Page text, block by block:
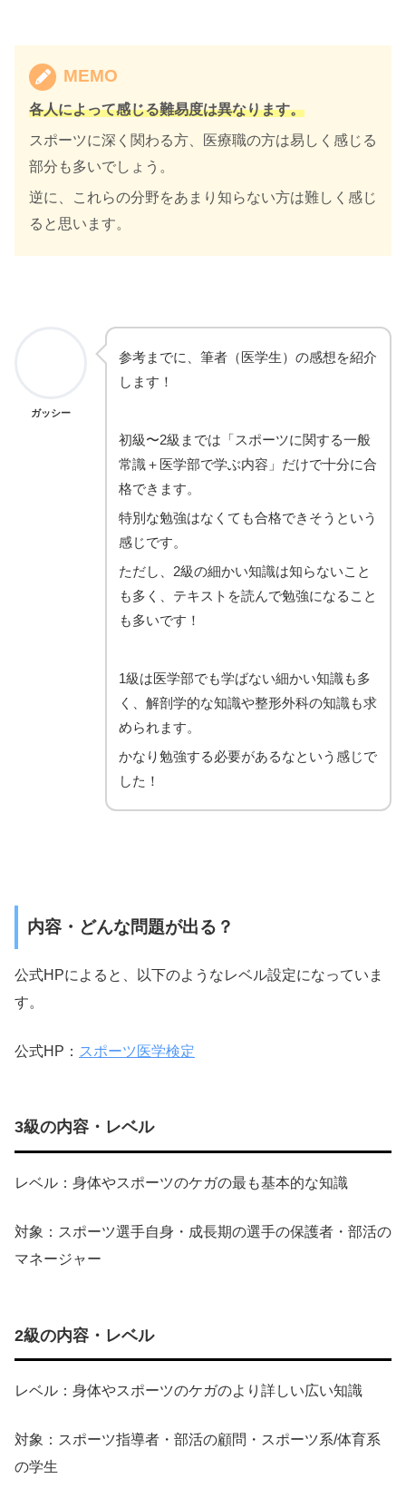
MEMO
各人によって感じる難易度は異なります。
スポーツに深く関わる方、医療職の方は易しく感じる
部分も多いでしょう。
逆に、これらの分野をあまり知らない方は難しく感じ
ると思います。
ガッシー
参考までに、筆者（医学生）の感想を紹介
します！
初級〜2級までは「スポーツに関する一般
常識＋医学部で学ぶ内容」だけで十分に合
格できます。
特別な勉強はなくても合格できそうという
感じです。
ただし、2級の細かい知識は知らないこと
も多く、テキストを読んで勉強になること
も多いです！
1級は医学部でも学ばない細かい知識も多
く、解剖学的な知識や整形外科の知識も求
められます。
かなり勉強する必要があるなという感じで
した！
内容・どんな問題が出る？
公式HPによると、以下のようなレベル設定になっていま
す。
公式HP： スポーツ医学検定
3級の内容・レベル
レベル：身体やスポーツのケガの最も基本的な知識
対象：スポーツ選手自身・成長期の選手の保護者・部活の
マネージャー
2級の内容・レベル
レベル：身体やスポーツのケガのより詳しい広い知識
対象：スポーツ指導者・部活の顧問・スポーツ系/体育系
の学生